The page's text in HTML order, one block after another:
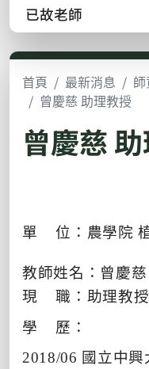
已故老師
首頁 最新消息
曾慶慈 助理教授
曾慶慈
單 位：農學院
教師姓名： 曾慶慈
現
職：助理教授
學
歷：
2018/06 國立中興